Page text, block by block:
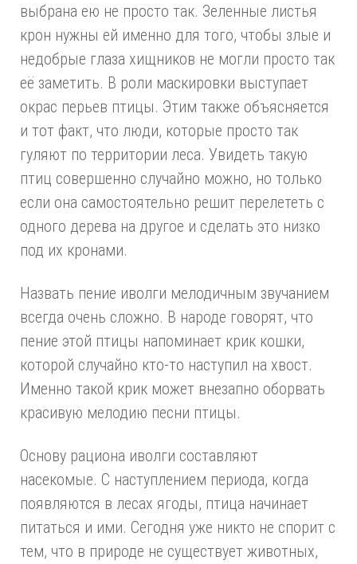
выбрана ею не просто так. Зеленные листья
крон нужны ей именно для того, чтобы злые и
недобрые глаза хищников не могли просто так
её заметить. В роли маскировки выступает
окрас перьев птицы. Этим также объясняется
и тот факт, что люди, которые просто так
гуляют по территории леса. Увидеть такую
птиц совершенно случайно можно, но только
если она самостоятельно решит перелететь с
одного дерева на другое и сделать это низко
под их кронами.
Назвать пение иволги мелодичным звучанием
всегда очень сложно. В народе говорят, что
пение этой птицы напоминает крик кошки,
которой случайно кто-то наступил на хвост.
Именно такой крик может внезапно оборвать
красивую мелодию песни птицы.
Основу рациона иволги составляют
насекомые. С наступлением периода, когда
появляются в лесах ягоды, птица начинает
питаться и ими. Сегодня уже никто не спорит с
тем, что в природе не существует животных,